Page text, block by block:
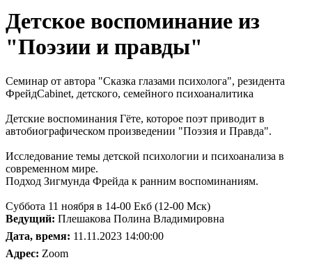
Детское воспоминание из
"Поэзии и правды"
Семинар от автора "Сказка глазами психолога", резидента
ФрейдCabinet, детского, семейного психоаналитика
Детские воспоминания Гёте, которое поэт приводит в
автобиографическом произведении "Поэзия и Правда".
Исследование темы детской психологии и психоанализа в
современном мире.
Подход Зигмунда Фрейда к ранним воспоминаниям.
Суббота 11 ноября в 14-00 Екб (12-00 Мск)
Ведущий: Плешакова Полина Владимировна
Дата, время: 11.11.2023 14:00:00
Адрес: Zoom